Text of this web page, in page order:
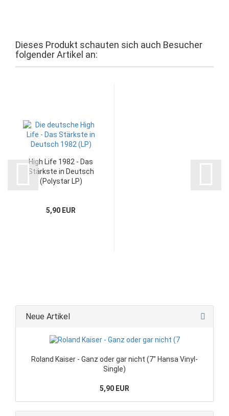
Dieses Produkt schauten sich auch Besucher
folgender Artikel an:
High Life 1982 - Das
Stärkste in Deutsch
(Polystar LP)
5,90 EUR
Neue Artikel
Roland Kaiser - Ganz oder gar nicht (7" Hansa Vinyl-
Single)
5,90 EUR